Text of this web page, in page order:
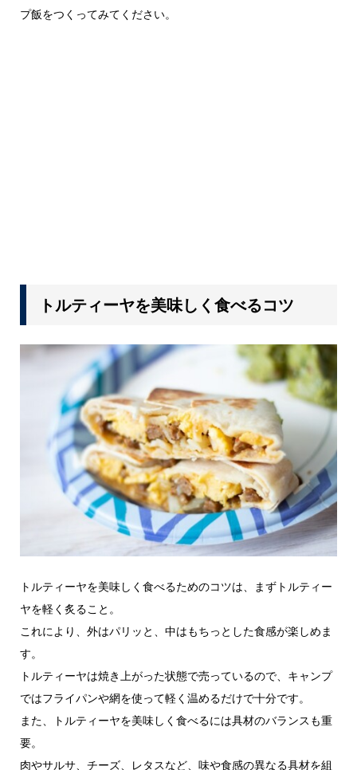
プ飯をつくってみてください。
トルティーヤを美味しく食べるコツ
トルティーヤを美味しく食べるためのコツは、まずトルティー
ヤを軽く炙ること。
これにより、外はパリッと、中はもちっとした食感が楽しめま
す。
トルティーヤは焼き上がった状態で売っているので、キャンプ
ではフライパンや網を使って軽く温めるだけで十分です。
また、トルティーヤを美味しく食べるには具材のバランスも重
要。
肉やサルサ、チーズ、レタスなど、味や食感の異なる具材を組